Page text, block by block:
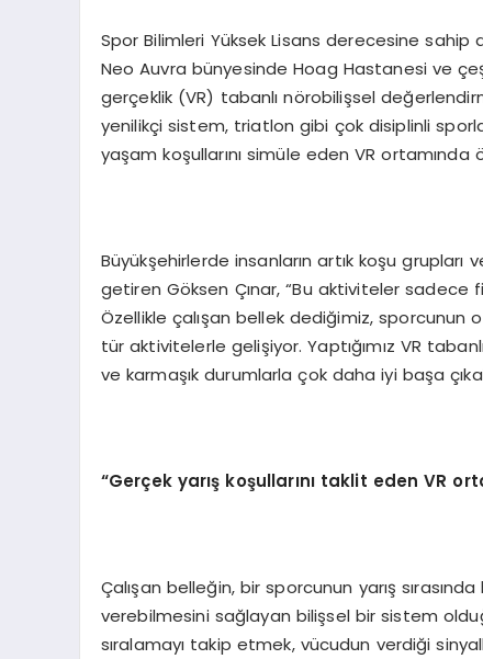
Spor Bilimleri Yüksek Lisans derecesine
Neo Auvra bünyesinde Hoag Hastanesi ve
gerçeklik (VR) tabanlı nörobilişsel
yenilikçi sistem, triatlon gibi çok disiplinli
yaşam koşullarını simüle eden VR ortamında
Büyükşehirlerde insanların artık koşu
getiren Göksen Çınar, “Bu aktiviteler sadece
Özellikle çalışan bellek dediğimiz, sporcunun
tür aktivitelerle gelişiyor. Yaptığımız VR
ve karmaşık durumlarla çok daha iyi başa
“Gerçek yarış koşullarını taklit eden VR
Çalışan belleğin, bir sporcunun yarış
verebilmesini sağlayan bilişsel bir sistem
sıralamayı takip etmek, vücudun verdiği